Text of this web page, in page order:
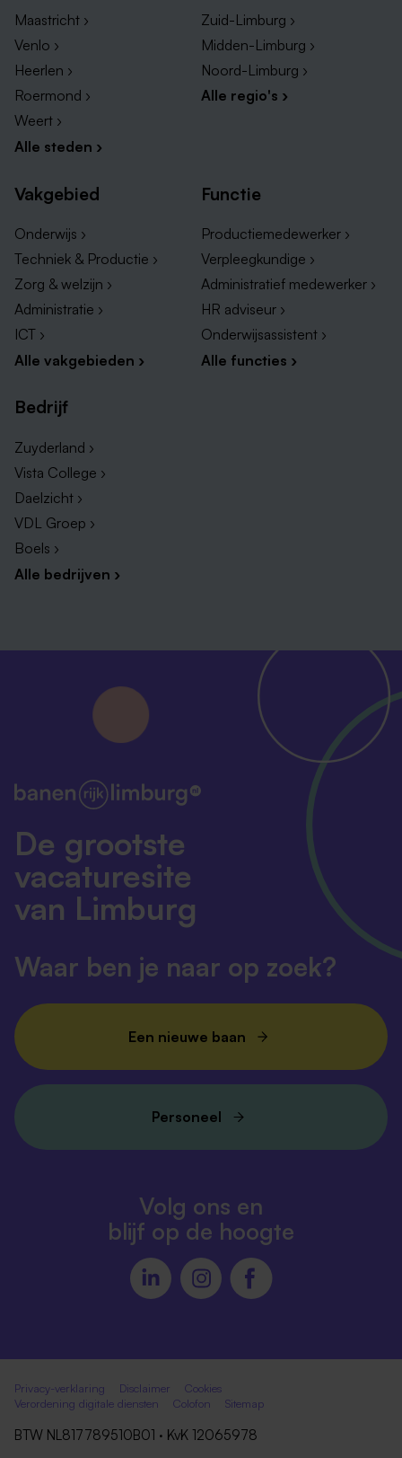
Maastricht ›
Venlo ›
Heerlen ›
Roermond ›
Weert ›
Alle steden ›
Zuid-Limburg ›
Midden-Limburg ›
Noord-Limburg ›
Alle regio's ›
Vakgebied
Onderwijs ›
Techniek & Productie ›
Zorg & welzijn ›
Administratie ›
ICT ›
Alle vakgebieden ›
Functie
Productiemedewerker ›
Verpleegkundige ›
Administratief medewerker ›
HR adviseur ›
Onderwijsassistent ›
Alle functies ›
Bedrijf
Zuyderland ›
Vista College ›
Daelzicht ›
VDL Groep ›
Boels ›
Alle bedrijven ›
De grootste
vacaturesite
van Limburg
Waar ben je naar op zoek?
Een nieuwe baan
Personeel
Volg ons en
blijf op de hoogte
Privacy-verklaring Disclaimer
Cookies
Verordening digitale diensten
Colofon Sitemap
BTW NL817789510B01 · KvK 12065978